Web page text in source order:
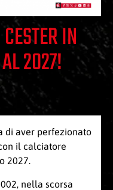
IN
2027!
di aver perfezionato
il calciatore
2027.
nella scorsa